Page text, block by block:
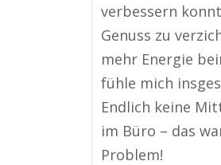
verbessern
Genuss zu
mehr Energie
fühle mich
Endlich keine
im Büro – das
Problem!